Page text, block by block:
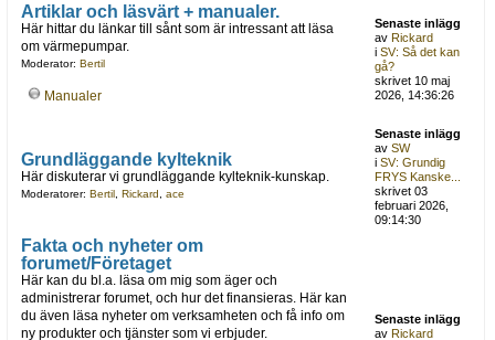
Artiklar och läsvärt + manualer.
Här hittar du länkar till sånt som är intressant att läsa
om värmepumpar.
Moderator: Bertil
Manualer
Senaste inlägg
avRickard
iSV: Så det kan
gå?
skrivet 10 maj
2026, 14:36:26
Grundläggande kylteknik
Här diskuterar vi grundläggande kylteknik-kunskap.
Moderatorer: Bertil, Rickard ace
Senaste inlägg
avSW
iSV: Grundig
FRYS Kanske...
skrivet 03
februari 2026,
09:14:30
Fakta och nyheter om
forumet/Företaget
Här kan du bl.a. läsa om mig som äger och
administrerar forumet, och hur det finansieras. Här kan
du även läsa nyheter om verksamheten och få info om
ny produkter och tjänster som vi erbjuder.
Senaste inlägg
avRickard